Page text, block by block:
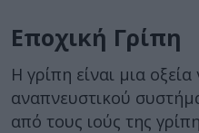
Εποχική Γρίπη
Η γρίπη είναι μια
αναπνευστικού
από τους ιούς της